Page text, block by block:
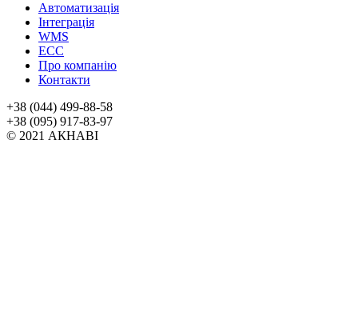
Автоматизація
Інтеграція
WMS
ECC
Про компанію
Контакти
+38 (044) 499-88-58
+38 (095) 917-83-97
© 2021 АКНАВІ